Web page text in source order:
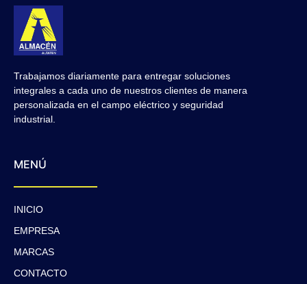
Trabajamos diariamente para entregar soluciones
integrales a cada uno de nuestros clientes de manera
personalizada en el campo eléctrico y seguridad
industrial.
MENÚ
INICIO
EMPRESA
MARCAS
CONTACTO